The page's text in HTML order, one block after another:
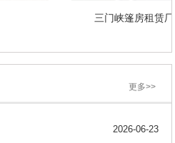
三门峡篷房租
更多>>
2026-06-23